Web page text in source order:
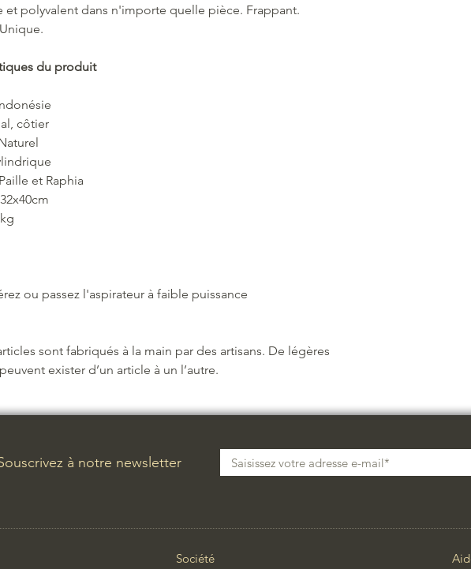
et polyvalent dans n'importe quelle pièce. Frappant.
du produit
côtier
et Raphia
ou passez l'aspirateur à faible puissance
sont fabriqués à la main par des artisans. De légères
exister d’un article à un l’autre.
à notre newsletter
Société